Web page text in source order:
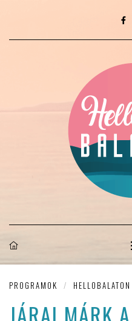
PROGRAMOK / HELLOBALATON
JÁRAI MÁRK A